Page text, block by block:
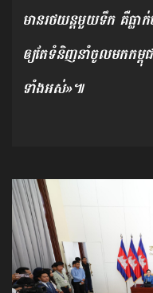
មានរថយន្ដមួយទឹក គឺធ្ល
ឲ្យតែទំនិញនាំចូលមកកម្ពុ
ទាំងអស់»៕